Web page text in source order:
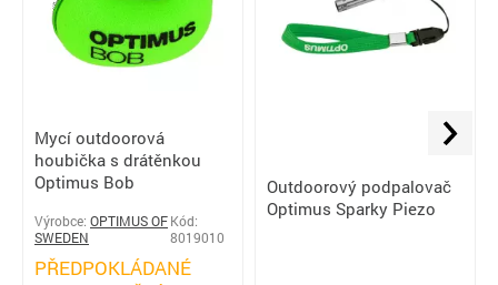
Mycí outdoorová
houbička s drátěnkou
Optimus Bob
Výrobce: OPTIMUS OF
SWEDEN
Kód:
8019010
PŘEDPOKLÁDANÉ
Outdoorový podpalovač
Optimus Sparky Piezo